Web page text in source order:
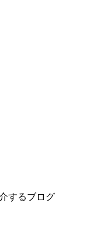
するブログ